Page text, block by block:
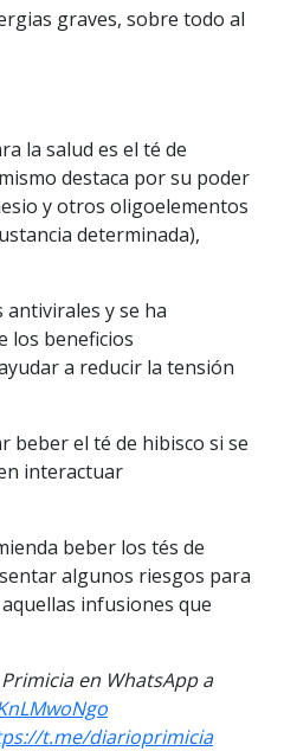
graves, sobre todo al
la salud es el té de
destaca por su poder
y otros oligoelementos
determinada),
antivirales y se ha
los beneficios
a reducir la tensión
beber el té de hibisco si se
interactuar
beber los tés de
algunos riesgos para
infusiones que
en WhatsApp a
t.me/diarioprimicia